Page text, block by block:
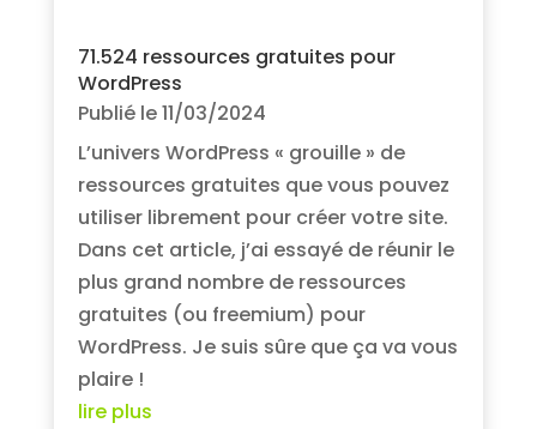
71.524 ressources gratuites pour
WordPress
Publié le 11/03/2024
L’univers WordPress « grouille » de
ressources gratuites que vous pouvez
utiliser librement pour créer votre site.
Dans cet article, j’ai essayé de réunir le
plus grand nombre de ressources
gratuites (ou freemium) pour
WordPress. Je suis sûre que ça va vous
plaire !
lire plus